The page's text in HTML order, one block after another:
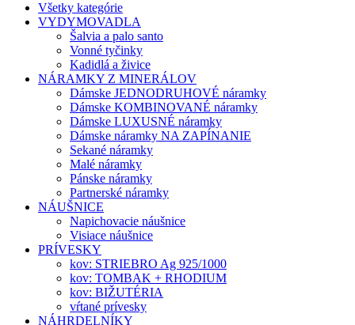
Všetky kategórie
VYDYMOVADLA
Šalvia a palo santo
Vonné tyčinky
Kadidlá a živice
NÁRAMKY Z MINERÁLOV
Dámske JEDNODRUHOVÉ náramky
Dámske KOMBINOVANÉ náramky
Dámske LUXUSNÉ náramky
Dámske náramky NA ZAPÍNANIE
Sekané náramky
Malé náramky
Pánske náramky
Partnerské náramky
NÁUŠNICE
Napichovacie náušnice
Visiace náušnice
PRÍVESKY
kov: STRIEBRO Ag 925/1000
kov: TOMBAK + RHODIUM
kov: BIŽUTÉRIA
vŕtané prívesky
NÁHRDELNÍKY